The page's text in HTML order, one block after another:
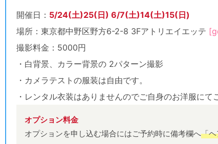
開催日： 5/24(土)25(日) 6/7(土)14(土)15(日)
場所：東京都中野区野方6-2-8 3Fアトリエイエッテ
撮影料金：5000円
・白背景、カラー背景の 2パターン撮影
・カメラテストの服装は自由です。
・レンタル衣装はありませんのでご自身のお洋服にて
オプション料金
オプションを申し込む場合にはご予約時に備考欄へ「